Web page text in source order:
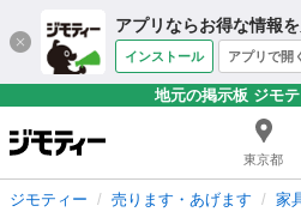
アプリならお得な情報
インストール アプリで開
地元の掲示板 ジモ
東京都
ジモティー 売ります・あげます 家